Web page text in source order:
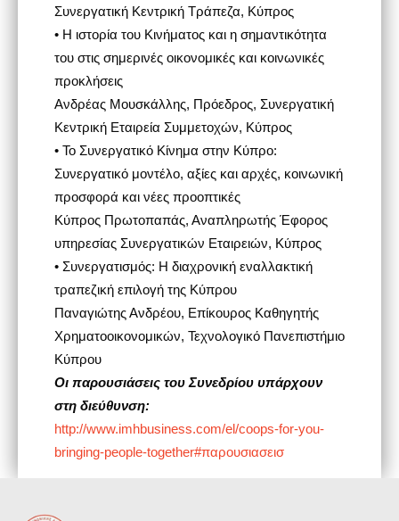
Συνεργατική Κεντρική Τράπεζα, Κύπρος
• Η ιστορία του Κινήματος και η σημαντικότητα
του στις σημερινές οικονομικές και κοινωνικές
προκλήσεις
Ανδρέας Μουσκάλλης, Πρόεδρος, Συνεργατική
Κεντρική Εταιρεία Συμμετοχών, Κύπρος
• Το Συνεργατικό Κίνημα στην Κύπρο:
Συνεργατικό μοντέλο, αξίες και αρχές, κοινωνική
προσφορά και νέες προοπτικές
Κύπρος Πρωτοπαπάς, Αναπληρωτής Έφορος
υπηρεσίας Συνεργατικών Εταιρειών, Κύπρος
• Συνεργατισμός: Η διαχρονική εναλλακτική
τραπεζική επιλογή της Κύπρου
Παναγιώτης Ανδρέου, Επίκουρος Καθηγητής
Χρηματοοικονομικών, Τεχνολογικό Πανεπιστήμιο
Κύπρου
Οι παρουσιάσεις του Συνεδρίου υπάρχουν
στη διεύθυνση:
http://www.imhbusiness.com/el/coops-for-you-
bringing-people-together#παρουσιασεισ